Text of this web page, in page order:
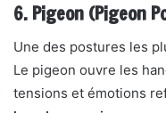
6. Pigeon (Pigeon
Une des postures les
Le pigeon ouvre les
tensions et émotions